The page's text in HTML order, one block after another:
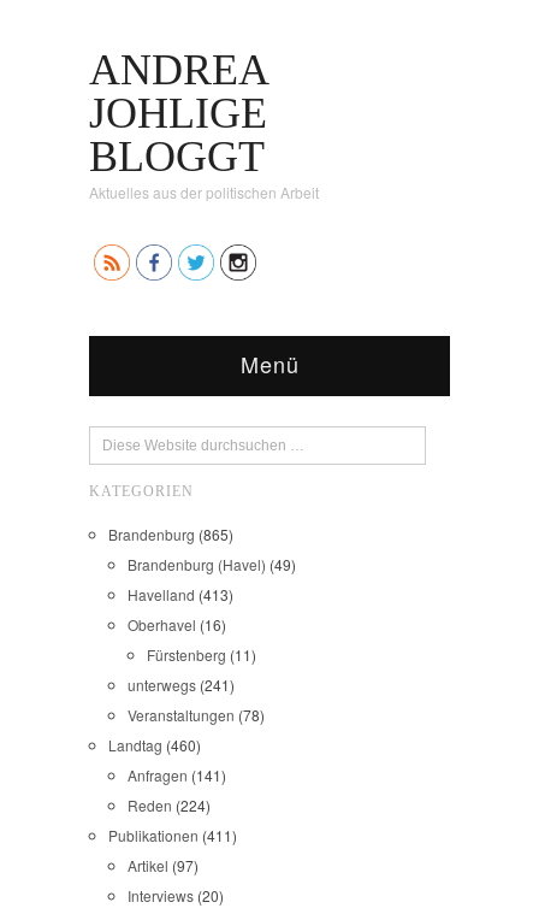
ANDREA
JOHLIGE
BLOGGT
Aktuelles aus der politischen Arbeit
Menü
KATEGORIEN
Brandenburg (865)
Brandenburg (Havel) (49)
Havelland (413)
Oberhavel (16)
Fürstenberg (11)
unterwegs (241)
Veranstaltungen (78)
Landtag (460)
Anfragen (141)
Reden (224)
Publikationen (411)
Artikel (97)
Interviews (20)